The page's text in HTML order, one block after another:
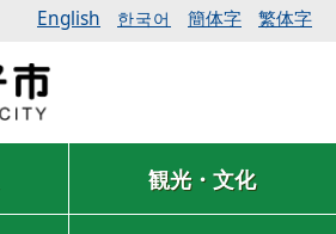
English 한국어 簡体字 繁体字
観光・文化